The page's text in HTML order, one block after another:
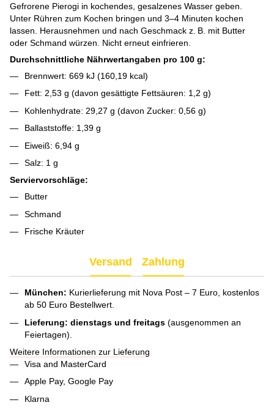
Gefrorene Pierogi in kochendes, gesalzenes Wasser geben.
Unter Rühren zum Kochen bringen und 3–4 Minuten kochen
lassen. Herausnehmen und nach Geschmack z. B. mit Butter
oder Schmand würzen. Nicht erneut einfrieren.
Durchschnittliche Nährwertangaben pro 100 g:
Brennwert: 669 kJ (160,19 kcal)
Fett: 2,53 g (davon gesättigte Fettsäuren: 1,2 g)
Kohlenhydrate: 29,27 g (davon Zucker: 0,56 g)
Ballaststoffe: 1,39 g
Eiweiß: 6,94 g
Salz: 1 g
Serviervorschläge:
Butter
Schmand
Frische Kräuter
Versand Zahlung
München: Kurierlieferung mit Nova Post – 7 Euro, kostenlos
ab 50 Euro Bestellwert.
Lieferung: dienstags und freitags (ausgenommen an
Feiertagen).
Weitere Informationen zur Lieferung
Visa and MasterCard
Apple Pay, Google Pay
Klarna